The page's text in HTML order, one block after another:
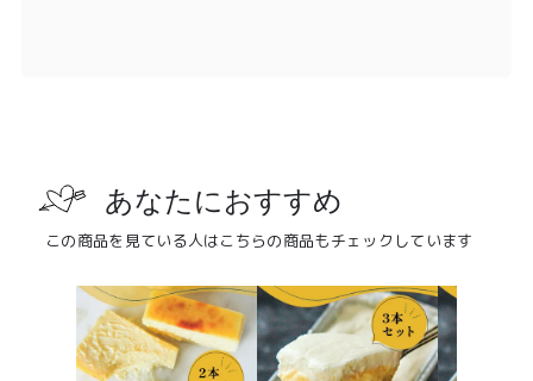
あなたにおすすめ
この商品を見ている人はこちらの商品もチェックしています